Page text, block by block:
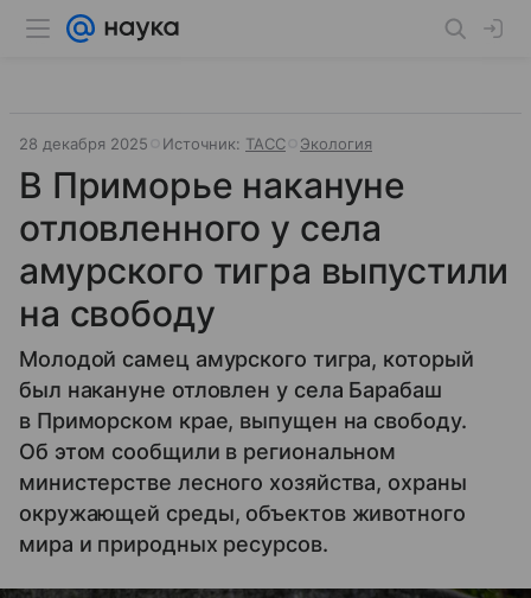
28 декабря 2025 Источник: ТАСС Экология
В Приморье накануне
отловленного у села
амурского тигра выпустили
на свободу
Молодой самец амурского тигра, который
был накануне отловлен у села Барабаш
в Приморском крае, выпущен на свободу.
Об этом сообщили в региональном
министерстве лесного хозяйства, охраны
окружающей среды, объектов животного
мира и природных ресурсов.